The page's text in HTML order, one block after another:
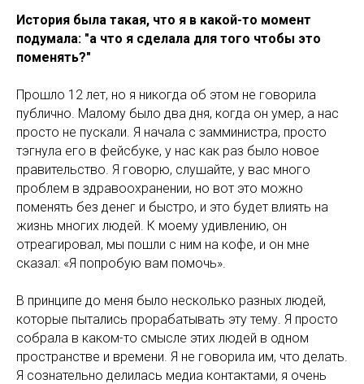
История была такая, что я в какой-то момент
подумала: "а что я сделала для того чтобы это
поменять?"
Прошло 12 лет, но я никогда об этом не говорила
публично. Малому было два дня, когда он умер, а нас
просто не пускали. Я начала с замминистра, просто
тэгнула его в фейсбуке, у нас как раз было новое
правительство. Я говорю, слушайте, у вас много
проблем в здравоохранении, но вот это можно
поменять без денег и быстро, и это будет влиять на
жизнь многих людей. К моему удивлению, он
отреагировал, мы пошли с ним на кофе, и он мне
сказал: «Я попробую вам помочь».
В принципе до меня было несколько разных людей,
которые пытались прорабатывать эту тему. Я просто
собрала в каком-то смысле этих людей в одном
пространстве и времени. Я не говорила им, что делать.
Я сознательно делилась медиа контактами, я очень